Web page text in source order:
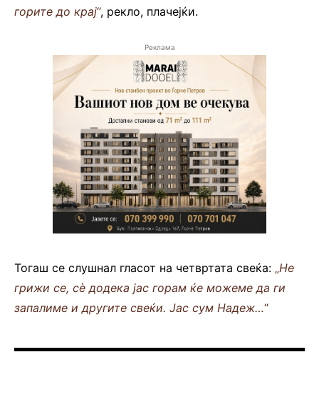
горите до крај“, рекло, плачејќи.
Реклама
Тогаш се слушнал гласот на четвртата свеќа: „Не
грижи се, сè додека јас горам ќе можеме да ги
запалиме и другите свеќи. Јас сум Надеж…“